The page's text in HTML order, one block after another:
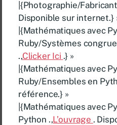
|{Photographie/
Disponible sur internet.}
|{Mathématiques avec
Ruby/Systèmes
.,Clicker Ici .} »
|{Mathématiques avec
Ruby/Ensembles en
référence.} »
|{Mathématiques avec
Python .,L’ouvrage .